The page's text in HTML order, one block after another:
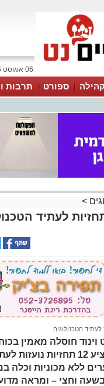
06 אוגוסט 2026 / 10:05
קהילה ספורט תרבות
>
לעתיד
הטכנולוגיה
וינוד חוסלה מאמין
טיפשיים". הוא מציע 12
ללא מכוניות וכלה
בשעה וחצי – ומראה